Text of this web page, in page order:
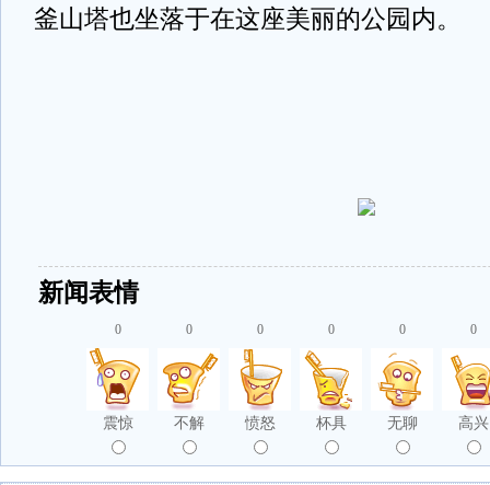
釜山塔也坐落于在这座美丽的公园内。
新闻表情
0
震惊
0
不解
0
愤怒
0
杯具
0
无聊
0
高兴